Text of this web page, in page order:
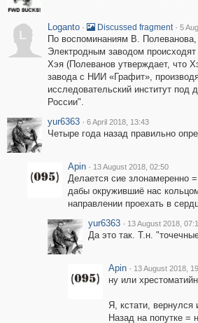
L
Loganto · Discussed fragment · 5
По воспоминаниям В. Полеванова,
Электродным заводом
Хэя (Полеванов утверждает, что
завода с НИИ «Графит»,
исследовательский институт под
России".
yur6363 · 6 April 2018, 13:43
Четыре года назад правильно
Apin · 13 August 2018, 02:50
Делается сие злонамеренно =
дабы окружившиё нас
направлении проехать в
yur6363 · 13 August 2018,
Да это так. Т.н.
Apin · 13 August 2018,
ну или
Я, кстати, вернулся
Назад на попутке =